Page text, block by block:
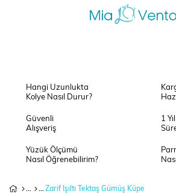
Hangi Uzunlukta
Kolye Nasıl Durur?
Güvenli
Alışveriş
1
Yüzük Ölçümü
Nasıl Öğrenebilirim?
Zarif Işıltı Tektaş Gümüş Küpe